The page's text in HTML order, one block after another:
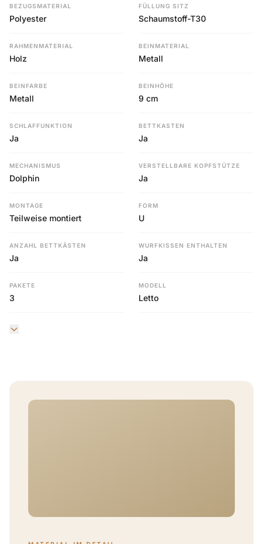
BEZUGSMATERIAL
Polyester
FÜLLUNG SITZ
Schaumstoff-T30
RAHMENMATERIAL
Holz
BEINMATERIAL
Metall
BEINFARBE
Metall
BEINHÖHE
9 cm
SCHLAFFUNKTION
Ja
BETTKASTEN
Ja
MECHANISMUS
Dolphin
VERSTELLBARE KOPFSTÜTZE
Ja
MONTAGE
Teilweise montiert
FORM
U
ANZAHL BETTKÄSTEN
Ja
WURFKISSEN ENTHALTEN
Ja
PAKETE
3
MODELL
Letto